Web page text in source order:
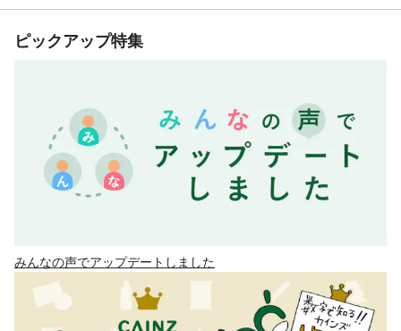
ピックアップ特集
みんなの声でアップデートしました